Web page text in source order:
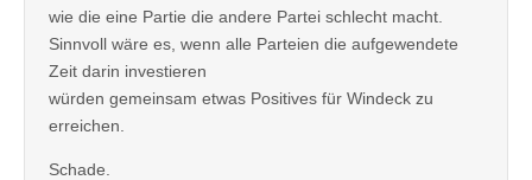
wie die eine Partie die andere Partei schlecht macht.
Sinnvoll wäre es, wenn alle Parteien die aufgewendete
Zeit darin investieren
würden gemeinsam etwas Positives für Windeck zu
erreichen.
Schade.